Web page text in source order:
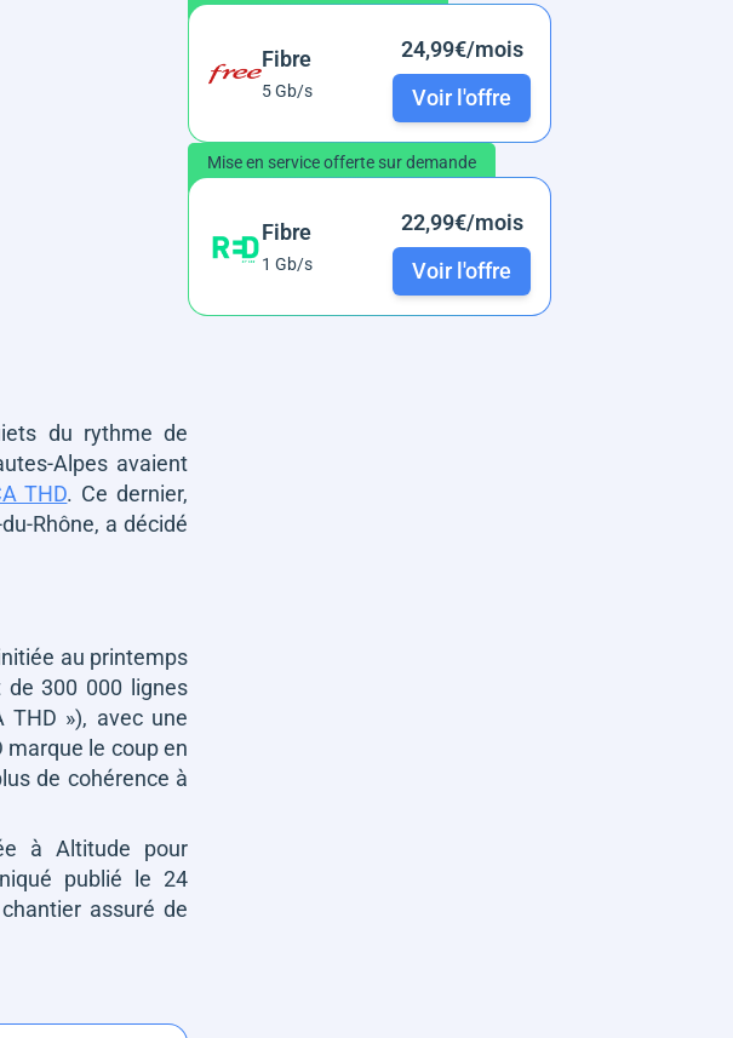
du rythme de
Alpes avaient
THD. Ce dernier,
Rhône, a décidé
au printemps
de 300 000 lignes
»), avec une
marque le coup en
de cohérence à
à Altitude pour
publié le 24
assuré de
Fibre
5 Gb/s
24,99€/mois
Voir l'offre
Mise en service offerte sur demande
Fibre
1 Gb/s
22,99€/mois
Voir l'offre